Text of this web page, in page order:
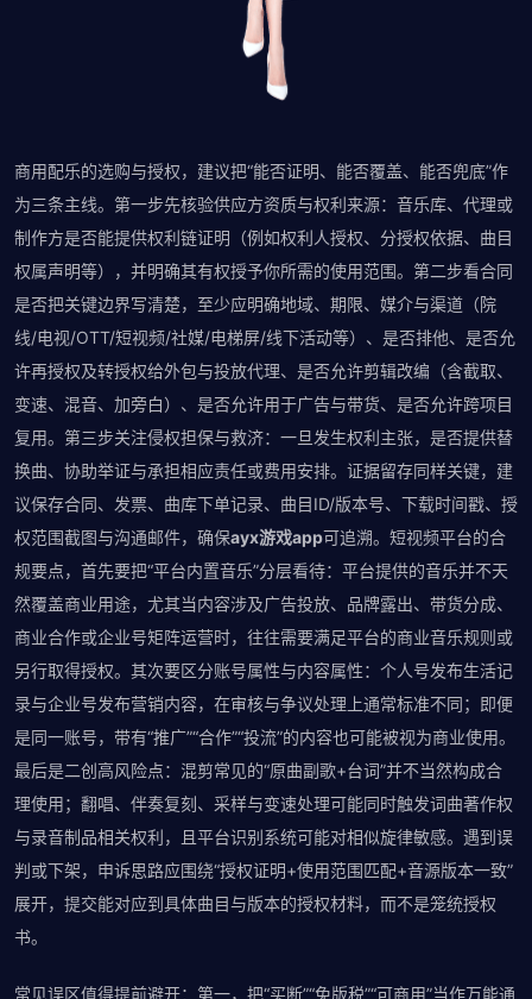
商用配乐的选购与授权，建议把“能否证明、能否覆盖、能否兜底”作
为三条主线。第一步先核验供应方资质与权利来源：音乐库、代理或
制作方是否能提供权利链证明（例如权利人授权、分授权依据、曲目
权属声明等），并明确其有权授予你所需的使用范围。第二步看合同
是否把关键边界写清楚，至少应明确地域、期限、媒介与渠道（院
线/电视/OTT/短视频/社媒/电梯屏/线下活动等）、是否排他、是否允
许再授权及转授权给外包与投放代理、是否允许剪辑改编（含截取、
变速、混音、加旁白）、是否允许用于广告与带货、是否允许跨项目
复用。第三步关注侵权担保与救济：一旦发生权利主张，是否提供替
换曲、协助举证与承担相应责任或费用安排。证据留存同样关键，建
议保存合同、发票、曲库下单记录、曲目ID/版本号、下载时间戳、授
权范围截图与沟通邮件，确保ayx游戏app可追溯。短视频平台的合
规要点，首先要把“平台内置音乐”分层看待：平台提供的音乐并不天
然覆盖商业用途，尤其当内容涉及广告投放、品牌露出、带货分成、
商业合作或企业号矩阵运营时，往往需要满足平台的商业音乐规则或
另行取得授权。其次要区分账号属性与内容属性：个人号发布生活记
录与企业号发布营销内容，在审核与争议处理上通常标准不同；即便
是同一账号，带有“推广”“合作”“投流”的内容也可能被视为商业使用。
最后是二创高风险点：混剪常见的“原曲副歌+台词”并不当然构成合
理使用；翻唱、伴奏复刻、采样与变速处理可能同时触发词曲著作权
与录音制品相关权利，且平台识别系统可能对相似旋律敏感。遇到误
判或下架，申诉思路应围绕“授权证明+使用范围匹配+音源版本一致”
展开，提交能对应到具体曲目与版本的授权材料，而不是笼统授权
书。
常见误区值得提前避开：第一，把“买断”“免版税”“可商用”当作万能通